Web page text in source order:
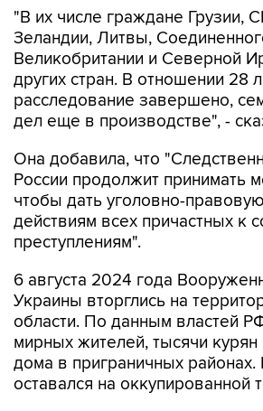
"В их числе граждане Грузии,
Зеландии, Литвы,
Великобритании и Северной
других стран. В отношении 28
расследование завершено,
дел еще в производстве", -
Она добавила, что
России продолжит принимать
чтобы дать уголовно-
действиям всех причастных к
преступлениям".
6 августа 2024 года
Украины вторглись на
области. По данным властей
мирных жителей, тысячи курян
дома в приграничных районах.
оставался на оккупированной